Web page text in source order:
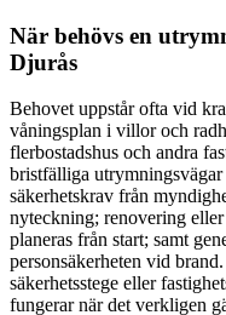
När behövs en
Djurås
Behovet uppstår ofta vid
våningsplan i villor och
flerbostadshus och andra
bristfälliga utrymningsvägar
säkerhetskrav från
nyteckning; renovering
planeras från start; samt
personsäkerheten vid
säkerhetsstege eller
fungerar när det verkligen